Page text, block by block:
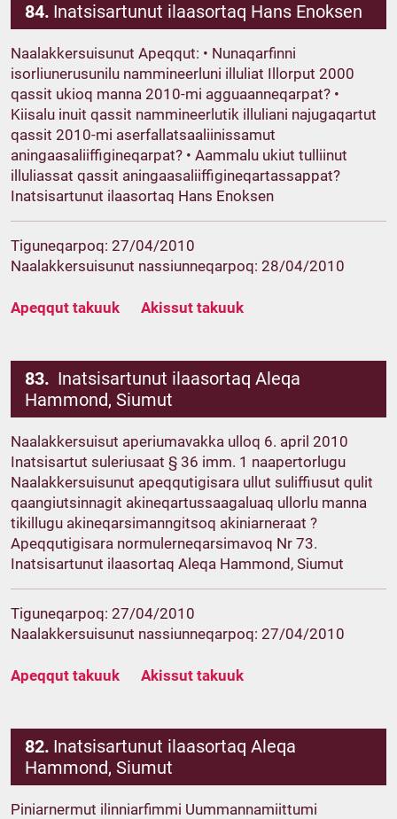
84. Inatsisartunut ilaasortaq Hans Enoksen
Naalakkersuisunut Apeqqut: • Nunaqarfinni
isorliunerusunilu nammineerluni illuliat Illorput 2000
qassit ukioq manna 2010-mi agguaanneqarpat? •
Kiisalu inuit qassit nammineerlutik illuliani najugaqartut
qassit 2010-mi aserfallatsaaliinissamut
aningaasaliiffigineqarpat? • Aammalu ukiut tulliinut
illuliassat qassit aningaasaliiffigineqartassappat?
Inatsisartunut ilaasortaq Hans Enoksen
Tiguneqarpoq: 27/04/2010
Naalakkersuisunut nassiunneqarpoq: 28/04/2010
Apeqqut takuuk Akissut takuuk
83. Inatsisartunut ilaasortaq Aleqa
Hammond, Siumut
Naalakkersuisut aperiumavakka ulloq 6. april 2010
Inatsisartut suleriusaat § 36 imm. 1 naapertorlugu
Naalakkersuisunut apeqqutigisara ullut suliffiusut qulit
qaangiutsinnagit akineqartussaagaluaq ullorlu manna
tikillugu akineqarsimanngitsoq akiniarneraat ?
Apeqqutigisara normulerneqarsimavoq Nr 73.
Inatsisartunut ilaasortaq Aleqa Hammond, Siumut
Tiguneqarpoq: 27/04/2010
Naalakkersuisunut nassiunneqarpoq: 27/04/2010
Apeqqut takuuk Akissut takuuk
82. Inatsisartunut ilaasortaq Aleqa
Hammond, Siumut
Piniarnermut ilinniarfimmi Uummannamiittumi